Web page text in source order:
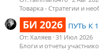
Товарка - Стратегии и
БИ 2026 ПУТЬ К
От: Халяев 31 Июл 2026
Блоги и отчеты